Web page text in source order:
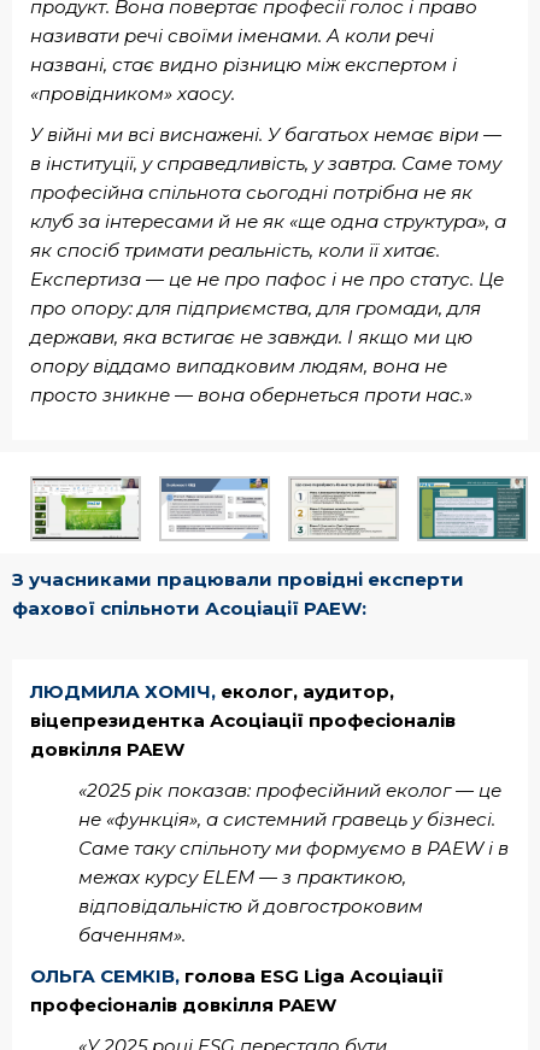
продукт. Вона повертає професії голос і право
називати речі своїми іменами. А коли речі
названі, стає видно різницю між експертом і
«провідником» хаосу.
У війні ми всі виснажені. У багатьох немає віри —
в інституції, у справедливість, у завтра. Саме тому
професійна спільнота сьогодні потрібна не як
клуб за інтересами й не як «ще одна структура», а
як спосіб тримати реальність, коли її хитає.
Експертиза — це не про пафос і не про статус. Це
про опору: для підприємства, для громади, для
держави, яка встигає не завжди. І якщо ми цю
опору віддамо випадковим людям, вона не
просто зникне — вона обернеться проти нас.»
З учасниками працювали провідні експерти
фахової спільноти Асоціації PAEW:
ЛЮДМИЛА ХОМІЧ, еколог, аудитор,
віцепрезидентка Асоціації професіоналів
довкілля PAEW
«2025 рік показав: професійний еколог — це
не «функція», а системний гравець у бізнесі.
Саме таку спільноту ми формуємо в PAEW і в
межах курсу ELEM — з практикою,
відповідальністю й довгостроковим
баченням».
ОЛЬГА СЕМКІВ, голова ESG Liga Асоціації
професіоналів довкілля PAEW
«У 2025 році ESG перестало бути